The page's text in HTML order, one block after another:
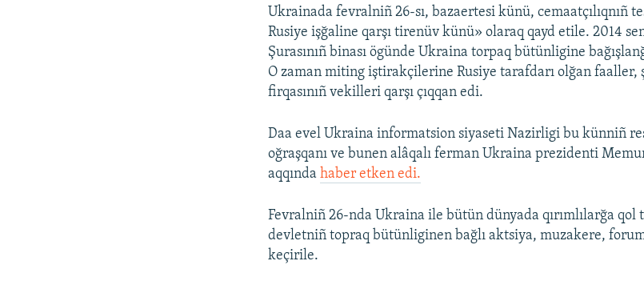
Ukrainada fevralniñ 26-sı, bazaertesi künü, cemaatçılıqnıñ
Rusiye işğaline qarşı tirenüv künü» olaraq qayd etile. 2014
Şurasınıñ binası ögünde Ukraina torpaq bütünligine
O zaman miting iştirakçilerine Rusiye tarafdarı olğan faaller,
firqasınıñ vekilleri qarşı çıqqan edi.
Daa evel Ukraina informatsion siyaseti Nazirligi bu künniñ
oğraşqanı ve bunen alâqalı ferman Ukraina prezidenti
aqqındahaber etken edi.
Fevralniñ 26-nda Ukraina ile bütün dünyada qırımlılarğa qol
devletniñ topraq bütünliginen bağlı aktsiya, muzakere,
keçirile.